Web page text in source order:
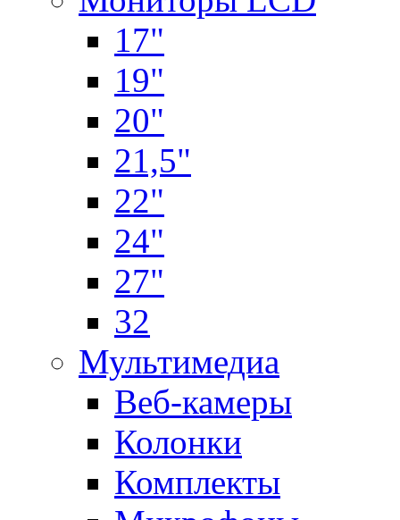
17"
19"
20"
21,5"
22"
24"
27"
32
Мультимедиа
Веб-камеры
Колонки
Комплекты